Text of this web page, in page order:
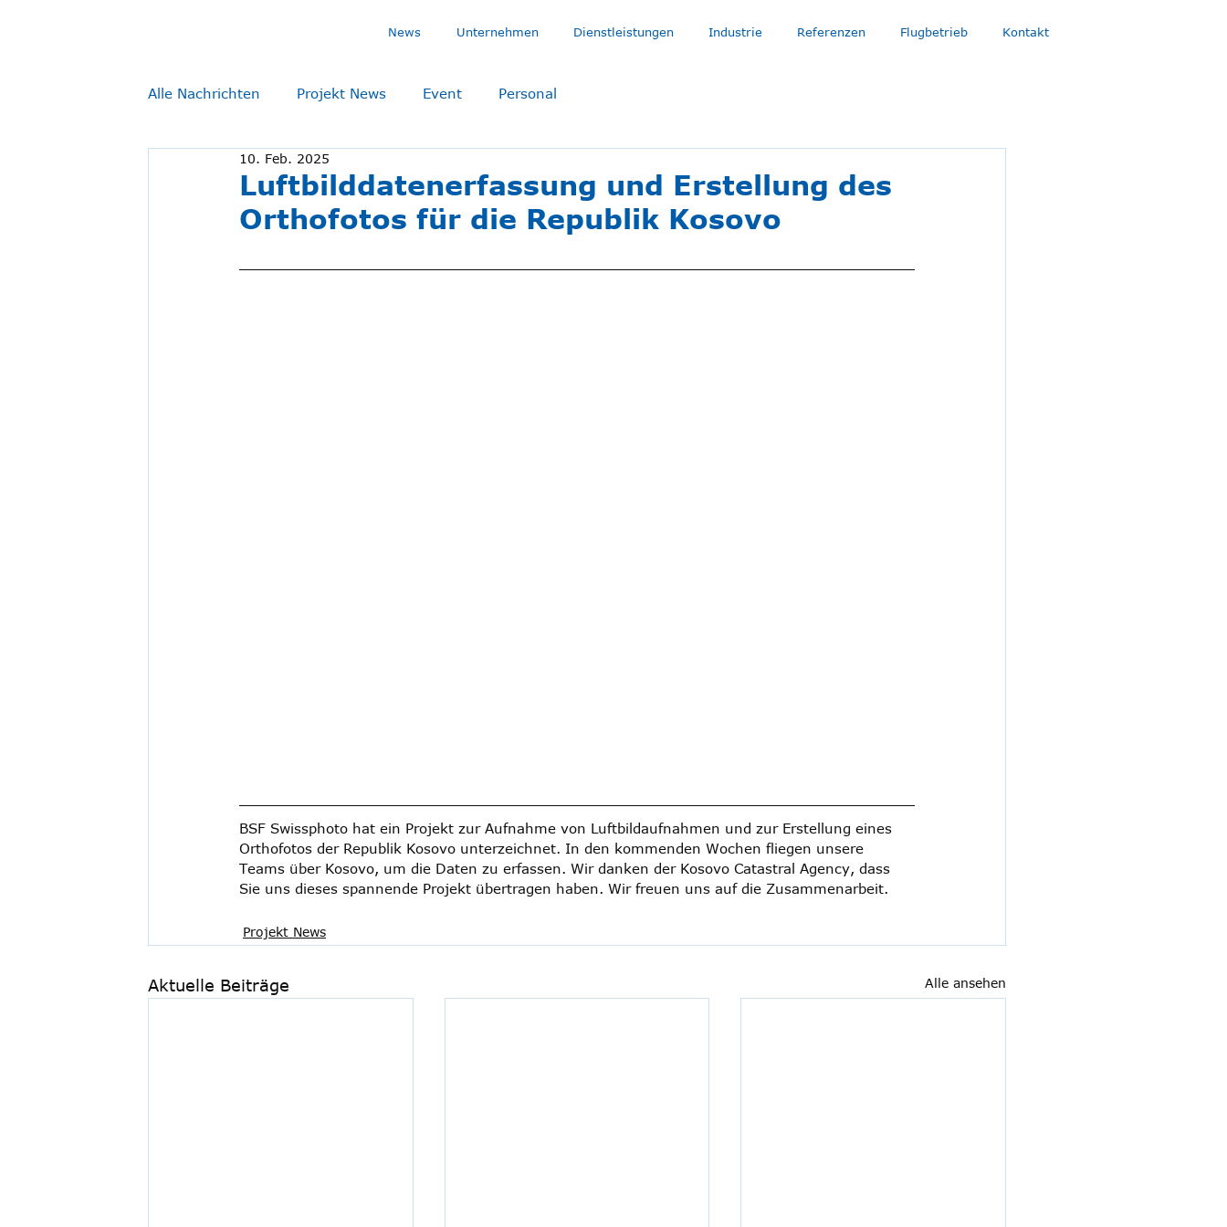
News Unternehmen Dienstleistungen Industrie Referenzen Flugbetrieb Kontakt
Alle Nachrichten Projekt News Event Personal
Luftbilddatenerfassung und Erstellung des
Orthofotos für die Republik Kosovo
10. Feb. 2025
BSF Swissphoto hat ein Projekt zur Aufnahme von Luftbildaufnahmen und zur Erstellung eines
Orthofotos der Republik Kosovo unterzeichnet. In den kommenden Wochen fliegen unsere
Teams über Kosovo, um die Daten zu erfassen. Wir danken der Kosovo Catastral Agency, dass
Sie uns dieses spannende Projekt übertragen haben. Wir freuen uns auf die Zusammenarbeit.
Projekt News
Aktuelle Beiträge Alle ansehen